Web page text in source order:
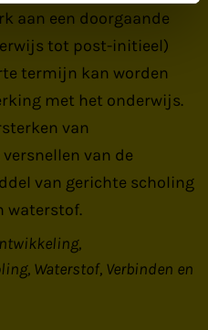
aan een doorgaande
tot post-initieel)
termijn kan worden
met het onderwijs.
van
van de
van gerichte scholing
waterstof.
Waterstof Verbinden en